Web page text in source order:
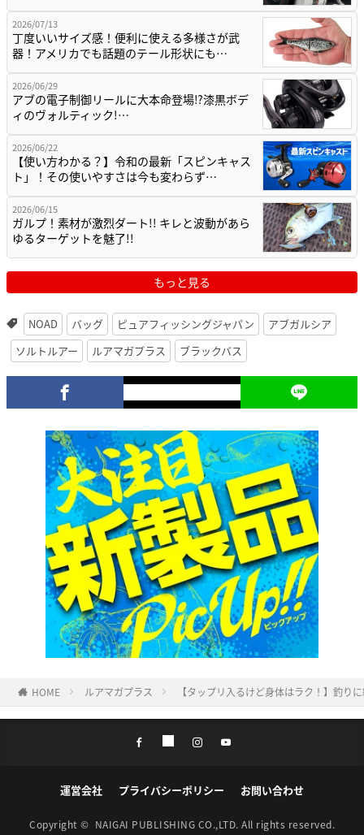
2026/07/13
丁度いいサイズ感！便利に使える多様さが武
器！アメリカでも話題のテール形状にも…
2026/06/29
アブの電子制御リールに大本命登場⁉漆黒ボデ
ィのヴォルティック!…
2026/06/22
【使い方わかる？】令和の最新「スピンキャス
ト」！その使いやすさは今も変わらず…
2026/06/15
ガルプ！素材が激烈ダート!! キレと波動があら
ゆるターゲットを魅了!!
もっと見る
NOAD バッグ ピュアフィッシングジャパン
アブガルシア
ソルトルアー
ルアマガプラス ブラックバス
HOME ルアマガプラス 【タップリ入るけど身体はラク！】釣り
運営会社 プライバシーポリシー お問い合わせ
Copyright © NAIGAI PUBLISHING CO.,LTD. All rights reserved.